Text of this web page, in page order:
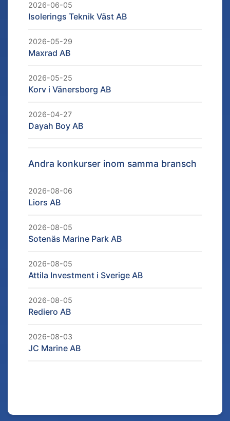
2026-06-05
Isolerings Teknik Väst AB
2026-05-29
Maxrad AB
2026-05-25
Korv i Vänersborg AB
2026-04-27
Dayah Boy AB
Andra konkurser inom samma bransch
2026-08-06
Liors AB
2026-08-05
Sotenäs Marine Park AB
2026-08-05
Attila Investment i Sverige AB
2026-08-05
Rediero AB
2026-08-03
JC Marine AB